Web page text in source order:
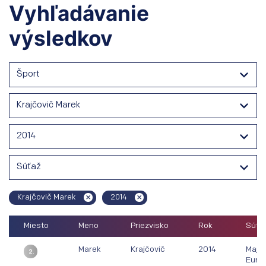
Vyhľadávanie
výsledkov
Šport
Krajčovič Marek
2014
Súťaž
Krajčovič Marek 2014
Miesto Meno Priezvisko Rok
2. Marek Krajčovič 2014